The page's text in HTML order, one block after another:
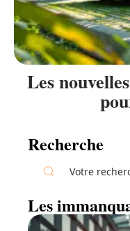
Les
Recherche
Les